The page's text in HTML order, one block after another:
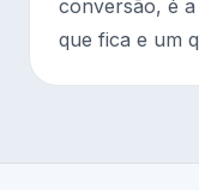
conversão, é
que fica e um